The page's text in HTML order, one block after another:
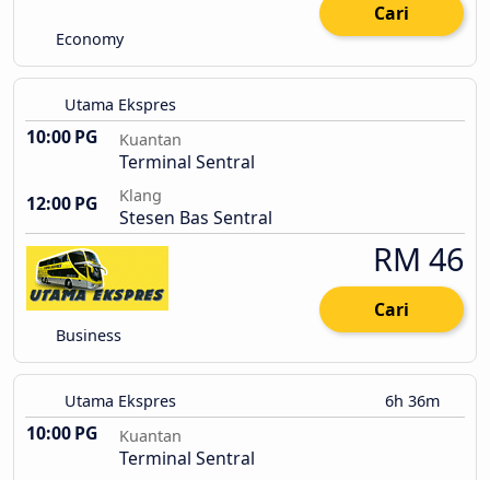
Economy
Cari
Utama Ekspres
10:00 PG Kuantan
Terminal Sentral
12:00 PG
Klang
Stesen Bas Sentral
Business
RM 46
Cari
Utama Ekspres 6h 36m
10:00 PG Kuantan
Terminal Sentral